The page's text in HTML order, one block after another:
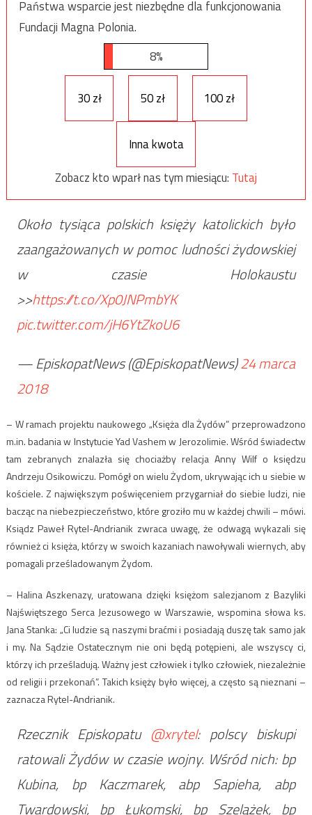
Państwa wsparcie jest niezbędne dla funkcjonowania
Fundacji Magna Polonia.
8%
30 zł 50 zł 100 zł
Inna kwota
Zobacz kto wparł nas tym miesiącu: Tutaj
Około tysiąca polskich księży katolickich było
zaangażowanych w pomoc ludności żydowskiej
w czasie Holokaustu
>>https://t.co/Xp0JNPmbYK
pic.twitter.com/jH6YtZkoU6
— EpiskopatNews (@EpiskopatNews)24 marca
2018
– W ramach projektu naukowego „Księża dla Żydów” przeprowadzono
m.in. badania w Instytucie Yad Vashem w Jerozolimie. Wśród świadectw
tam zebranych znalazła się chociażby relacja Anny Wilf o księdzu
Andrzeju Osikowiczu. Pomógł on wielu Żydom, ukrywając ich u siebie w
kościele. Z największym poświęceniem przygarniał do siebie ludzi, nie
bacząc na niebezpieczeństwo, które groziło mu w każdej chwili – mówi.
Ksiądz Paweł Rytel-Andrianik zwraca uwagę, że odwagą wykazali się
również ci księża, którzy w swoich kazaniach nawoływali wiernych, aby
pomagali prześladowanym Żydom.
– Halina Aszkenazy, uratowana dzięki księżom salezjanom z Bazyliki
Najświętszego Serca Jezusowego w Warszawie, wspomina słowa ks.
Jana Stanka: „Ci ludzie są naszymi braćmi i posiadają duszę tak samo jak
i my. Na Sądzie Ostatecznym nie oni będą potępieni, ale wszyscy ci,
którzy ich prześladują. Ważny jest człowiek i tylko człowiek, niezależnie
od religii i przekonań”. Takich księży było więcej, a często są nieznani –
zaznacza Rytel-Andrianik.
Rzecznik Episkopatu @xrytel: polscy biskupi
ratowali Żydów w czasie wojny. Wśród nich: bp
Kubina, bp Kaczmarek, abp Sapieha, abp
Twardowski, bp Łukomski, bp Szelążek, bp